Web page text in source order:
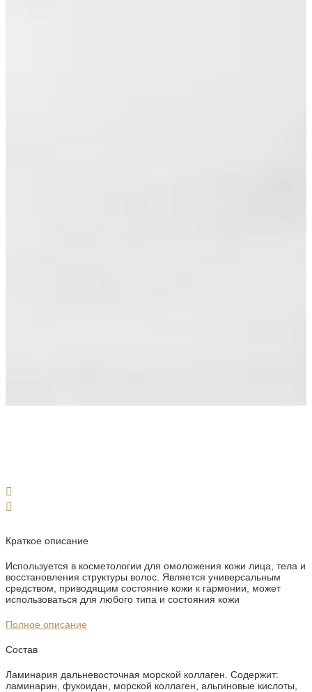
Краткое описание
Используется в косметологии для омоложения кожи лица, тела и
восстановления структуры волос. Является универсальным
средством, приводящим состояние кожи к гармонии, может
использоваться для любого типа и состояния кожи
Полное описание
Состав
Ламинария дальневосточная морской коллаген. Содержит:
ламинарин, фукоидан, морской коллаген, альгиновые кислоты,